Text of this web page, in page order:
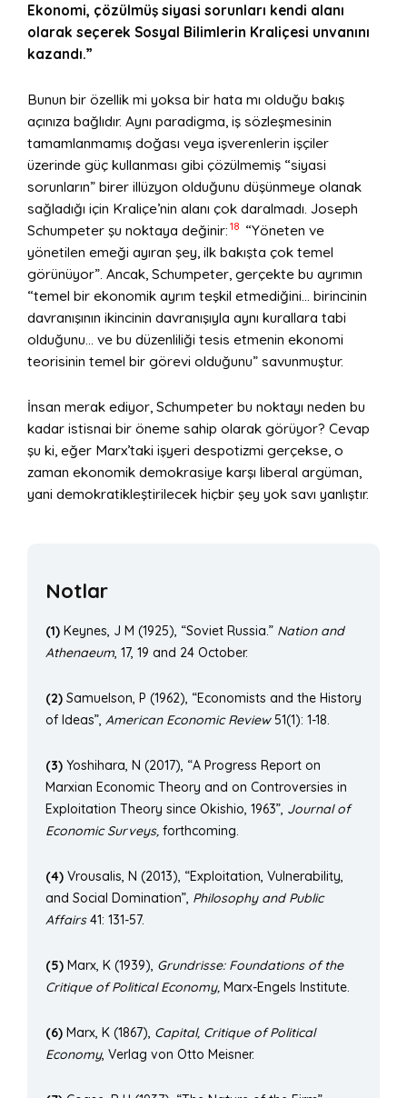
Ekonomi, çözülmüş siyasi sorunları kendi alanı
olarak seçerek Sosyal Bilimlerin Kraliçesi unvanını
kazandı.”
Bunun bir özellik mi yoksa bir hata mı olduğu bakış
açınıza bağlıdır. Aynı paradigma, iş sözleşmesinin
tamamlanmamış doğası veya işverenlerin işçiler
üzerinde güç kullanması gibi çözülmemiş “siyasi
sorunların” birer illüzyon olduğunu düşünmeye olanak
sağladığı için Kraliçe’nin alanı çok daralmadı. Joseph
Schumpeter şu noktaya değinir: 18 “Yöneten ve
yönetilen emeği ayıran şey, ilk bakışta çok temel
görünüyor”. Ancak, Schumpeter, gerçekte bu ayrımın
“temel bir ekonomik ayrım teşkil etmediğini… birincinin
davranışının ikincinin davranışıyla aynı kurallara tabi
olduğunu… ve bu düzenliliği tesis etmenin ekonomi
teorisinin temel bir görevi olduğunu” savunmuştur.
İnsan merak ediyor, Schumpeter bu noktayı neden bu
kadar istisnai bir öneme sahip olarak görüyor? Cevap
şu ki, eğer Marx’taki işyeri despotizmi gerçekse, o
zaman ekonomik demokrasiye karşı liberal argüman,
yani demokratikleştirilecek hiçbir şey yok savı yanlıştır.
Notlar
(1) Keynes, J M (1925), “Soviet Russia.” Nation and
Athenaeum, 17, 19 and 24 October.
(2) Samuelson, P (1962), “Economists and the History
of Ideas”, American Economic Review51(1): 1-18.
(3) Yoshihara, N (2017), “A Progress Report on
Marxian Economic Theory and on Controversies in
Exploitation Theory since Okishio, 1963”, Journal of
Economic Surveys, forthcoming.
(4) Vrousalis, N (2013), “Exploitation, Vulnerability,
and Social Domination”, Philosophy and Public
Affairs41: 131-57.
(5) Marx, K (1939), Grundrisse: Foundations of the
Critique of Political Economy, Marx-Engels Institute.
(6) Marx, K (1867), Capital, Critique of Political
Economy, Verlag von Otto Meisner.